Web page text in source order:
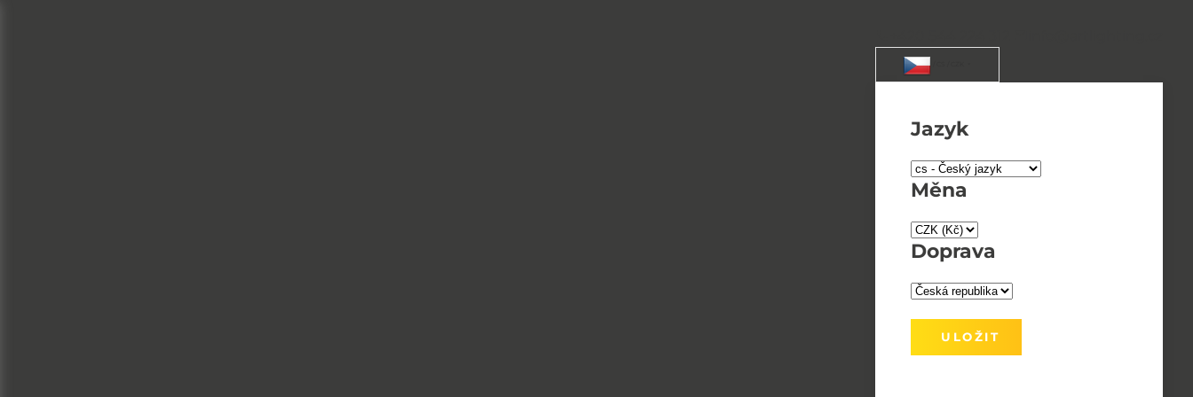
Jazyk
Měna
Doprava